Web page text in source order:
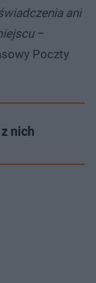
ani
–
Poczty
nich